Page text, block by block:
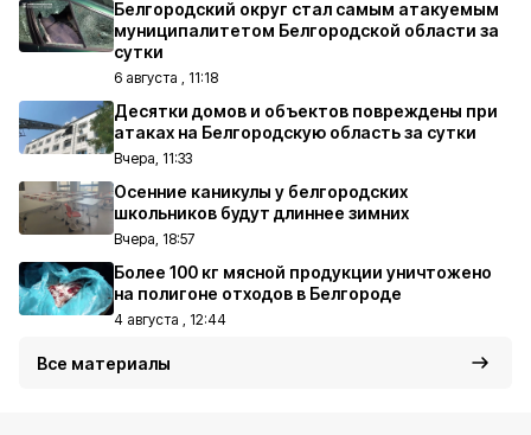
Белгородский округ стал самым атакуемым
муниципалитетом Белгородской области за
сутки
6 августа , 11:18
Десятки домов и объектов повреждены при
атаках на Белгородскую область за сутки
Вчера, 11:33
Осенние каникулы у белгородских
школьников будут длиннее зимних
Вчера, 18:57
Более 100 кг мясной продукции уничтожено
на полигоне отходов в Белгороде
4 августа , 12:44
Все материалы